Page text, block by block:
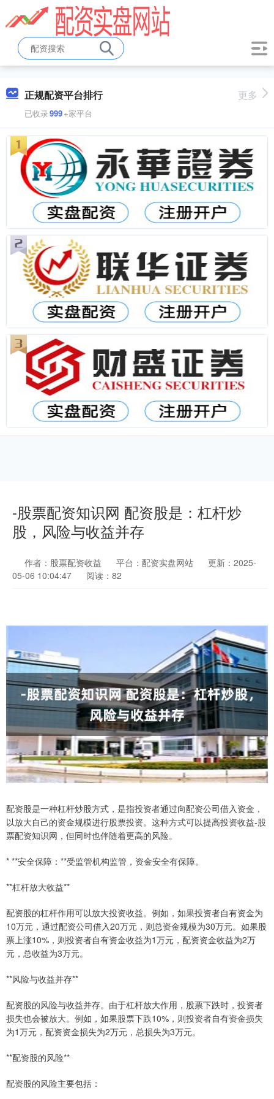
正规配资平台排行
已收录999+家平台
更多
-股票配资知识网 配资股是：杠杆炒
股，风险与收益并存
作者：股票配资收益 平台：配资实盘网站
更新：2025-
05-06 10:04:47
阅读：82
配资股是一种杠杆炒股方式，是指投资者通过向配资公司借入资金，
以放大自己的资金规模进行股票投资。这种方式可以提高投资收益-股
票配资知识网，但同时也伴随着更高的风险。
* **安全保障：**受监管机构监管，资金安全有保障。
**杠杆放大收益**
配资股的杠杆作用可以放大投资收益。例如，如果投资者自有资金为
10万元，通过配资公司借入20万元，则总资金规模为30万元。如果股
票上涨10%，则投资者自有资金收益为1万元，配资资金收益为2万
元，总收益为3万元。
**风险与收益并存**
配资股的风险与收益并存。由于杠杆放大作用，股票下跌时，投资者
损失也会被放大。例如，如果股票下跌10%，则投资者自有资金损失
为1万元，配资资金损失为2万元，总损失为3万元。
**配资股的风险**
配资股的风险主要包括：